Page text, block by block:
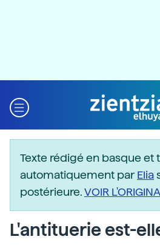
Texte rédigé en basque et
automatiquement parElia
postérieure.VOIR
L'antituerie est-